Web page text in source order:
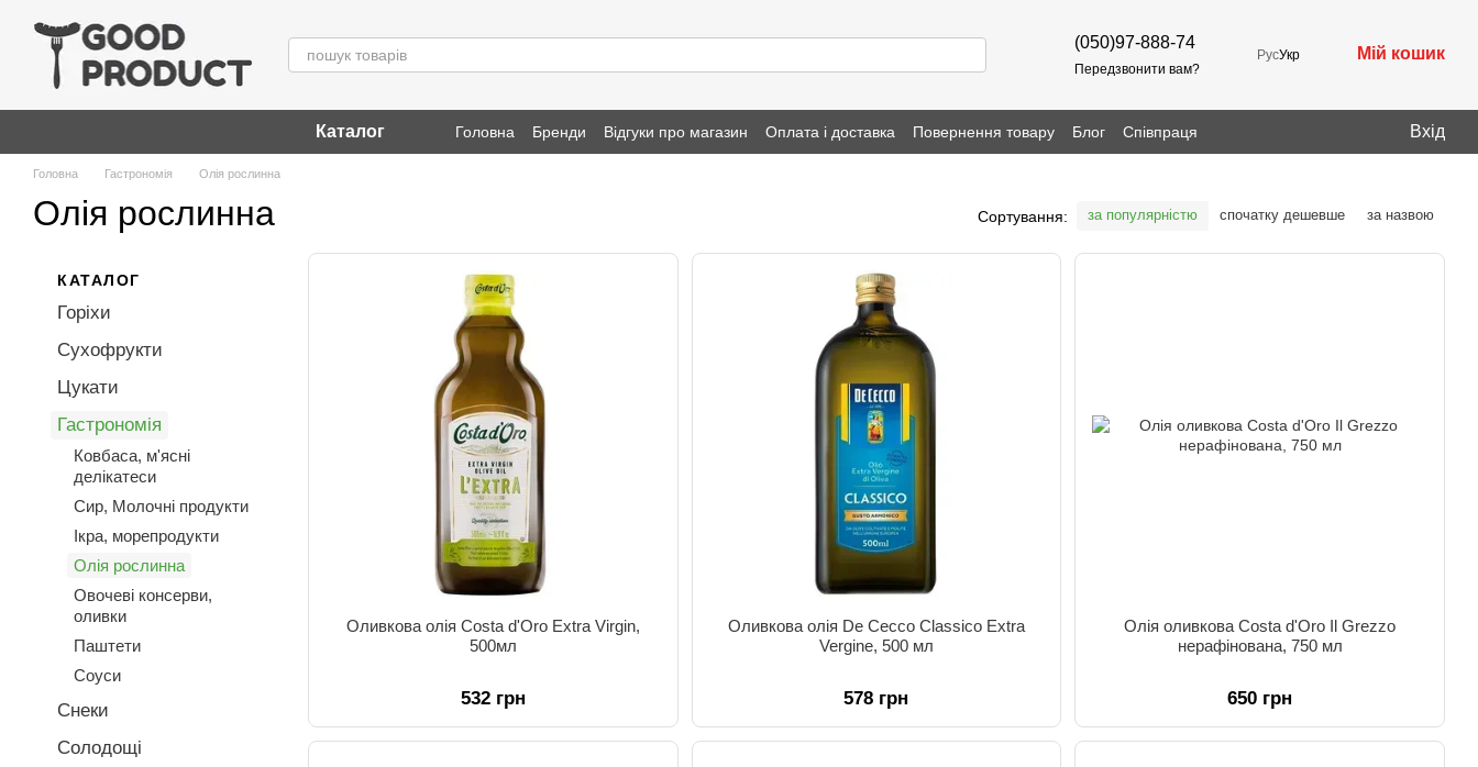
(050)97-888-74
Передзвонити вам?
РусУкр Мій кошик
Каталог Головна Бренди Відгуки про магазин Оплата і доставка Повернення товару Блог Співпраця Вхід
Головна Гастрономія Олія рослинна
Олія рослинна Сортування: за популярністю спочатку дешевше за назвою
Оливкова олія Costa d'Oro Extra Virgin,
500мл
532 грн
Оливкова олія De Cecco Classico Extra
Vergine, 500 мл
578 грн
Олія оливкова Costa d'Oro Il Grezzo
нерафінована, 750 мл
650 грн
КАТАЛОГ
Горіхи
Сухофрукти
Цукати
Гастрономія
Ковбаса, м'ясні
делікатеси
Сир, Молочні продукти
Ікра, морепродукти
Олія рослинна
Овочеві консерви,
оливки
Паштети
Соуси
Снеки
Солодощі